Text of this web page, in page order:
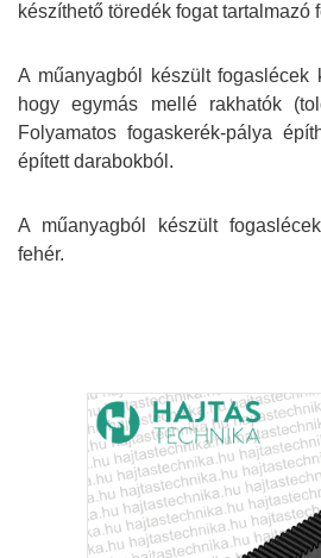
készíthető töredék fogat tartalmazó
A műanyagból készült fogaslécek
hogy egymás mellé rakhatók
Folyamatos fogaskerék-pálya
épített darabokból.
A műanyagból készült
fehér.